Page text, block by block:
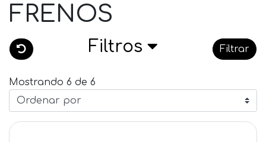
FRENOS
Filtros Filtrar
Mostrando 6 de 6